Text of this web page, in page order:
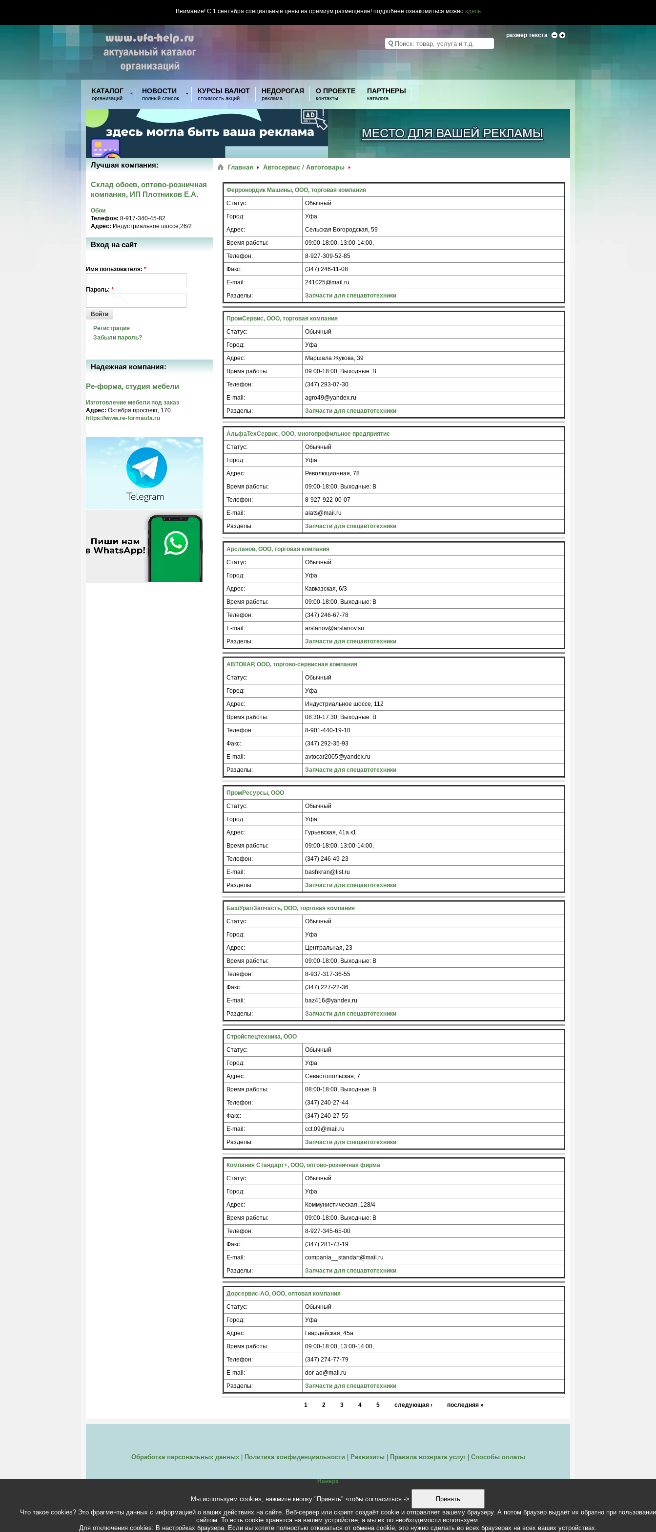
Внимание! С 1 сентября специальные цены на премиум размещение! подробнее ознакомиться можно здесь
размер текста
КАТАЛОГ
организаций
НОВОСТИ
полный список
КУРСЫ ВАЛЮТ
стоимость акций
НЕДОРОГАЯ
реклама
О ПРОЕКТЕ
контакты
ПАРТНЕРЫ
каталога
Главная Автосервис / Автотовары
Ферронордик Машины, ООО, торговая компания
Статус:
Обычный
Город:
Уфа
Адрес:
Сельская Богородская, 59
Время работы:
09:00-18:00, 13:00-14:00,
Телефон:
8-927-309-52-85
Факс:
(347) 246-11-08
E-mail:
241025@mail.ru
Разделы:
Запчасти для спецавтотехники
ПромСервис, ООО, торговая компания
Статус:
Обычный
Город:
Уфа
Адрес:
Маршала Жукова, 39
Время работы:
09:00-18:00, Выходные: В
Телефон:
(347) 293-07-30
E-mail:
agro49@yandex.ru
Разделы:
Запчасти для спецавтотехники
АльфаТехСервис, ООО, многопрофильное предприятие
Статус:
Обычный
Город:
Уфа
Адрес:
Революционная, 78
Время работы:
09:00-18:00, Выходные: В
Телефон:
8-927-922-00-07
E-mail:
alats@mail.ru
Разделы:
Запчасти для спецавтотехники
Арсланов, ООО, торговая компания
Статус:
Обычный
Город:
Уфа
Адрес:
Кавказская, 6/3
Время работы:
09:00-18:00, Выходные: В
Телефон:
(347) 246-67-78
E-mail:
arslanov@arslanov.su
Разделы:
Запчасти для спецавтотехники
АВТОКАР, ООО, торгово-сервисная компания
Статус:
Обычный
Город:
Уфа
Адрес:
Индустриальное шоссе, 112
Время работы:
08:30-17:30, Выходные: В
Телефон:
8-901-440-19-10
Факс:
(347) 292-35-93
E-mail:
avtocar2005@yandex.ru
Разделы:
Запчасти для спецавтотехники
ПромРесурсы, ООО
Статус:
Обычный
Город:
Уфа
Адрес:
Гурьевская, 41а к1
Время работы:
09:00-18:00, 13:00-14:00,
Телефон:
(347) 246-49-23
E-mail:
bashkran@list.ru
Разделы:
Запчасти для спецавтотехники
БашУралЗапчасть, ООО, торговая компания
Статус:
Обычный
Город:
Уфа
Адрес:
Центральная, 23
Время работы:
09:00-18:00, Выходные: В
Телефон:
8-937-317-36-55
Факс:
(347) 227-22-36
E-mail:
baz416@yandex.ru
Разделы:
Запчасти для спецавтотехники
Стройспецтехника, ООО
Статус:
Обычный
Город:
Уфа
Адрес:
Севастопольская, 7
Время работы:
08:00-18:00, Выходные: В
Телефон:
(347) 240-27-44
Факс:
(347) 240-27-55
E-mail:
cct.09@mail.ru
Разделы:
Запчасти для спецавтотехники
Компания Стандарт+, ООО, оптово-розничная фирма
Статус:
Обычный
Город:
Уфа
Адрес:
Коммунистическая, 128/4
Время работы:
09:00-18:00, Выходные: В
Телефон:
8-927-345-65-00
Факс:
(347) 281-73-19
E-mail:
compania__standart@mail.ru
Разделы:
Запчасти для спецавтотехники
Дорсервис-АО, ООО, оптовая компания
Статус:
Обычный
Город:
Уфа
Адрес:
Гвардейская, 45а
Время работы:
09:00-18:00, 13:00-14:00,
Телефон:
(347) 274-77-79
E-mail:
dor-ao@mail.ru
Разделы:
Запчасти для спецавтотехники
1 2 3 4 5 следующая › последняя »
Лучшая компания:
Склад обоев, оптово-розничная
компания, ИП Плотников Е.А.
Обои
Телефон: 8-917-340-45-82
Адрес: Индустриальное шоссе,26/2
Вход на сайт
Имя пользователя: *
Пароль: *
Войти
Регистрация
Забыли пароль?
Надежная компания:
Ре-форма, студия мебели
Изготовление мебели под заказ
Адрес: Октября проспект, 170
https://www.re-formaufa.ru
Обработка персональных данных| Политика конфиденциальности Реквизиты| Правила возврата услуг| Способы оплаты
Наверх
Мы используем cookies, нажмите кнопку "Принять" чтобы согласиться ->
Принять
Что такое cookies? Это фрагменты данных с информацией о ваших действиях на сайте. Веб-сервер или скрипт создаёт cookie и отправляет вашему браузеру. А потом браузер выдаёт их обратно при пользовании
сайтом. То есть cookie хранятся на вашем устройстве, а мы их по необходимости используем.
Для отключения cookies: В настройках браузера. Если вы хотите полностью отказаться от обмена cookie, это нужно сделать во всех браузерах на всех ваших устройствах.